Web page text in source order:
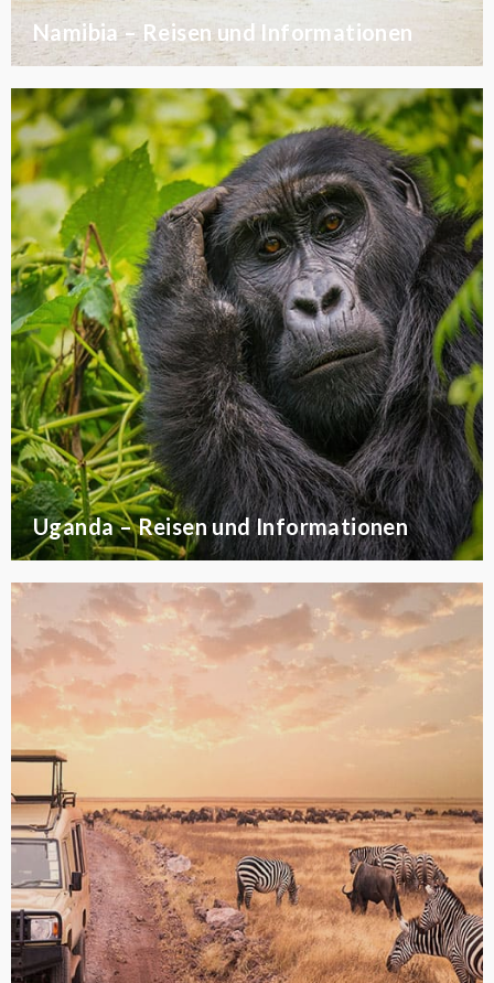
Namibia – Reisen und Informationen
Uganda – Reisen und Informationen